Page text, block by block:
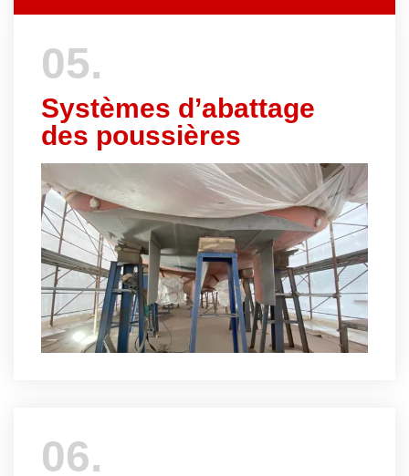
05.
Systèmes d’abattage
des poussières
06.